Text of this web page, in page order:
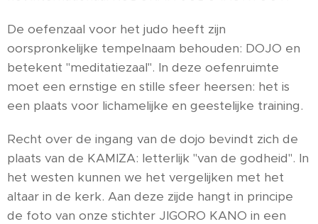
De oefenzaal voor het judo heeft zijn
oorspronkelijke tempelnaam behouden: DOJO en
betekent "meditatiezaal". In deze oefenruimte
moet een ernstige en stille sfeer heersen: het is
een plaats voor lichamelijke en geestelijke training.
Recht over de ingang van de dojo bevindt zich de
plaats van de KAMIZA: letterlijk "van de godheid". In
het westen kunnen we het vergelijken met het
altaar in de kerk. Aan deze zijde hangt in principe
de foto van onze stichter JIGORO KANO in een